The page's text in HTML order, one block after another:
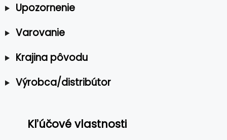
Upozornenie
Varovanie
Krajina pôvodu
Výrobca/distribútor
Kľúčové vlastnosti